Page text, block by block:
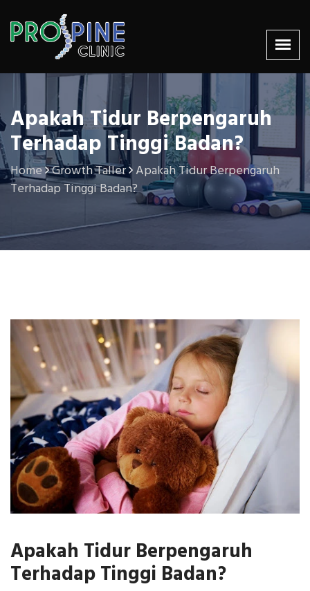
Apakah Tidur Berpengaruh
Terhadap Tinggi Badan?
Home Growth Taller Apakah Tidur Berpengaruh
Terhadap Tinggi Badan?
Apakah Tidur Berpengaruh
Terhadap Tinggi Badan?